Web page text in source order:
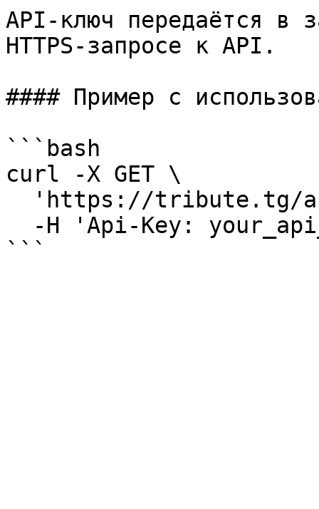
API-ключ передаётся в
HTTPS-запросе к API.
#### Пример с
```bash
curl -X GET \